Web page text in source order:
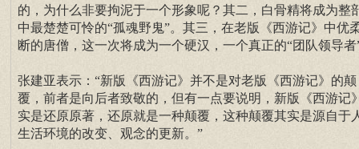
的，为什么非要拘泥于一个形象呢？其二，白骨精将成为整
中最楚楚可怜的“孤魂野鬼”。其三，在老版《西游记》中优
断的唐僧，这一次将成为一个硬汉，一个真正的“团队领导者
张建亚表示：“新版《西游记》并不是对老版《西游记》的颠
覆，前者是向后者致敬的，但有一点要说明，新版《西游记
实是还原原著，还原就是一种颠覆，这种颠覆其实是源自于
生活环境的改变、观念的更新。”